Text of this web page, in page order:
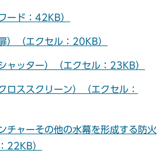
ード：42KB）
）（エクセル：20KB）
ャッター）（エクセル：23KB）
ロススクリーン）（エクセル：
チャーその他の水幕を形成する防火
22KB）